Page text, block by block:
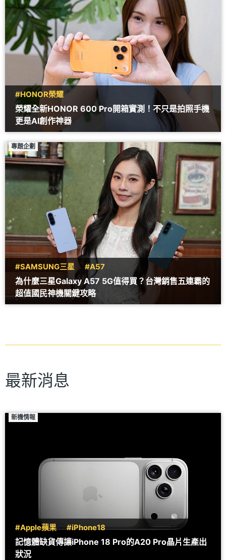
#HONOR榮耀
榮耀全新HONOR 600 Pro開箱實測！不只是拍照手機
更是AI創作神器
專題企劃
#SAMSUNG三星 #A57
為什麼三星Galaxy A57 5G值得買？台灣銷售五連霸的
超值國民神機關鍵攻略
最新消息
新機情報
#Apple蘋果 #iPhone18
記憶體缺貨傳讓iPhone 18 Pro的A20 Pro晶片生產出
狀況